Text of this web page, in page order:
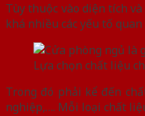
Tùy thuộc vào diện tích
khá nhiều các yếu tố
Lựa chọn chất liệu
Trong đó phải kể đến
nghiệp,…. Mỗi loại chất